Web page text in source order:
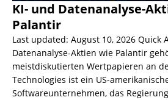
KI- und Datenanalyse-
Palantir
Last updated: August 10, 2026 Quick
Datenanalyse-Aktien wie Palantir
meistdiskutierten Wertpapieren an
Technologies ist ein US-
Softwareunternehmen, das